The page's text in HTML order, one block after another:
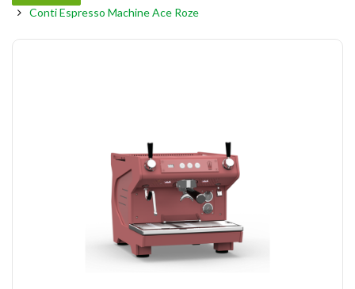
Conti Espresso Machine Ace Roze